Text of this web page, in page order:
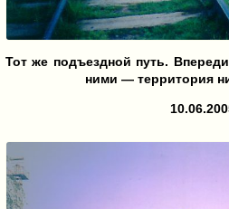
Тот же подъездной путь.
ними — территория